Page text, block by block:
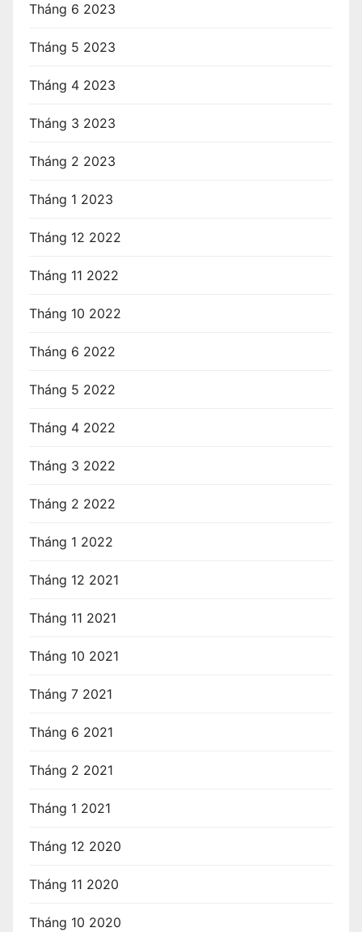
Tháng 6 2023
Tháng 5 2023
Tháng 4 2023
Tháng 3 2023
Tháng 2 2023
Tháng 1 2023
Tháng 12 2022
Tháng 11 2022
Tháng 10 2022
Tháng 6 2022
Tháng 5 2022
Tháng 4 2022
Tháng 3 2022
Tháng 2 2022
Tháng 1 2022
Tháng 12 2021
Tháng 11 2021
Tháng 10 2021
Tháng 7 2021
Tháng 6 2021
Tháng 2 2021
Tháng 1 2021
Tháng 12 2020
Tháng 11 2020
Tháng 10 2020